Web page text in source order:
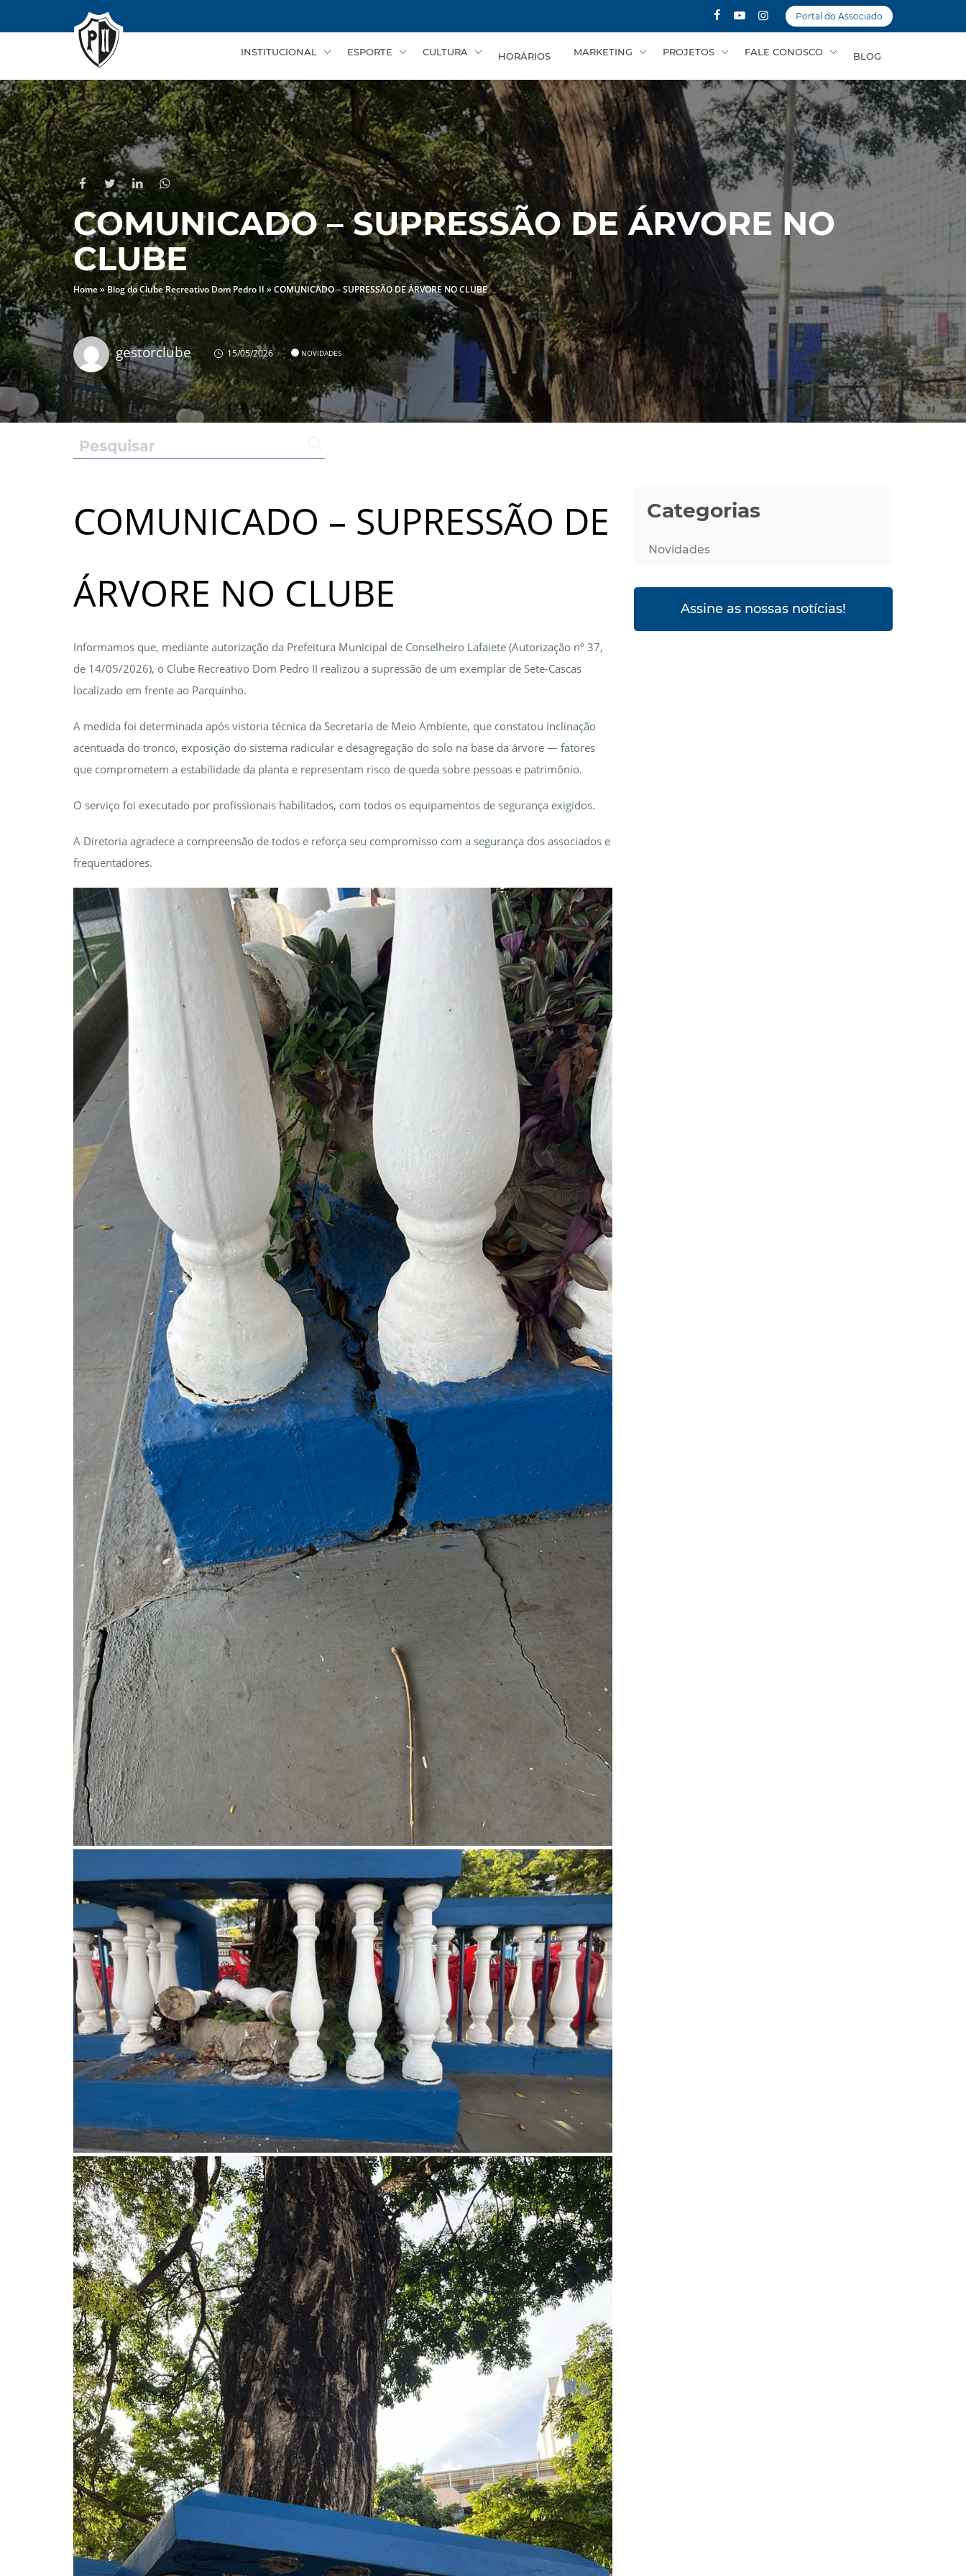
Portal do Associado
INSTITUCIONAL ESPORTE CULTURA HORÁRIOS MARKETING PROJETOS FALE CONOSCO BLOG
COMUNICADO – SUPRESSÃO DE ÁRVORE NO
CLUBE
Home»Blog do Clube Recreativo Dom Pedro II »COMUNICADO – SUPRESSÃO DE ÁRVORE NO CLUBE
gestorclube 15/05/2026 NOVIDADES
COMUNICADO – SUPRESSÃO DE
ÁRVORE NO CLUBE
Informamos que, mediante autorização da Prefeitura Municipal de Conselheiro Lafaiete (Autorização nº 37,
de 14/05/2026), o Clube Recreativo Dom Pedro II realizou a supressão de um exemplar de Sete-Cascas
localizado em frente ao Parquinho.
A medida foi determinada após vistoria técnica da Secretaria de Meio Ambiente, que constatou inclinação
acentuada do tronco, exposição do sistema radicular e desagregação do solo na base da árvore — fatores
que comprometem a estabilidade da planta e representam risco de queda sobre pessoas e patrimônio.
O serviço foi executado por profissionais habilitados, com todos os equipamentos de segurança exigidos.
A Diretoria agradece a compreensão de todos e reforça seu compromisso com a segurança dos associados e
frequentadores.
Categorias
Novidades
Assine as nossas notícias!